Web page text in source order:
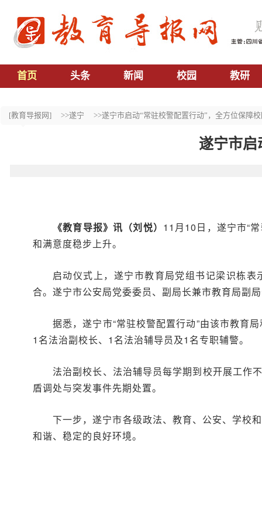
首页 头条 新闻 校园 教研
[教育导报网] >>遂宁 >>遂宁市启动“常驻校警配置行动”，全方位保障
遂宁市启
《教育导报》讯（刘悦） 11月10日，遂宁市“
和满意度稳步上升。
启动仪式上，遂宁市教育局党组书记梁识栋
合。遂宁市公安局党委委员、副局长兼市教育局副
据悉，遂宁市“常驻校警配置行动”由该市教育
1名法治副校长、1名法治辅导员及1名专职辅警。
法治副校长、法治辅导员每学期到校开展工作
盾调处与突发事件先期处置。
下一步，遂宁市各级政法、教育、公安、学校
和谐、稳定的良好环境。